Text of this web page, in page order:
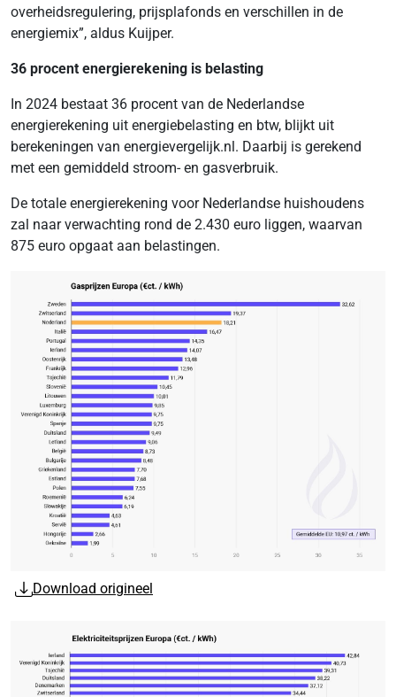
overheidsregulering, prijsplafonds en verschillen in de
energiemix”, aldus Kuijper.
36 procent energierekening is belasting
In 2024 bestaat 36 procent van de Nederlandse
energierekening uit energiebelasting en btw, blijkt uit
berekeningen van energievergelijk.nl. Daarbij is gerekend
met een gemiddeld stroom- en gasverbruik.
De totale energierekening voor Nederlandse huishoudens
zal naar verwachting rond de 2.430 euro liggen, waarvan
875 euro opgaat aan belastingen.
Download origineel